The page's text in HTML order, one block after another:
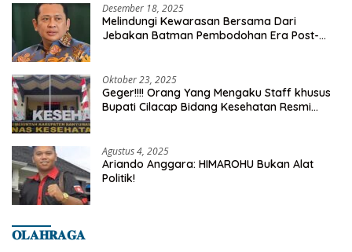
Desember 18, 2025
Melindungi Kewarasan Bersama Dari
Jebakan Batman Pembodohan Era Post-
Oktober 23, 2025
Geger!!!! Orang Yang Mengaku Staff khusus
Bupati Cilacap Bidang Kesehatan Resmi
Agustus 4, 2025
Ariando Anggara: HIMAROHU Bukan Alat
Politik!
𝐎𝐋𝐀𝐇𝐑𝐀𝐆𝐀